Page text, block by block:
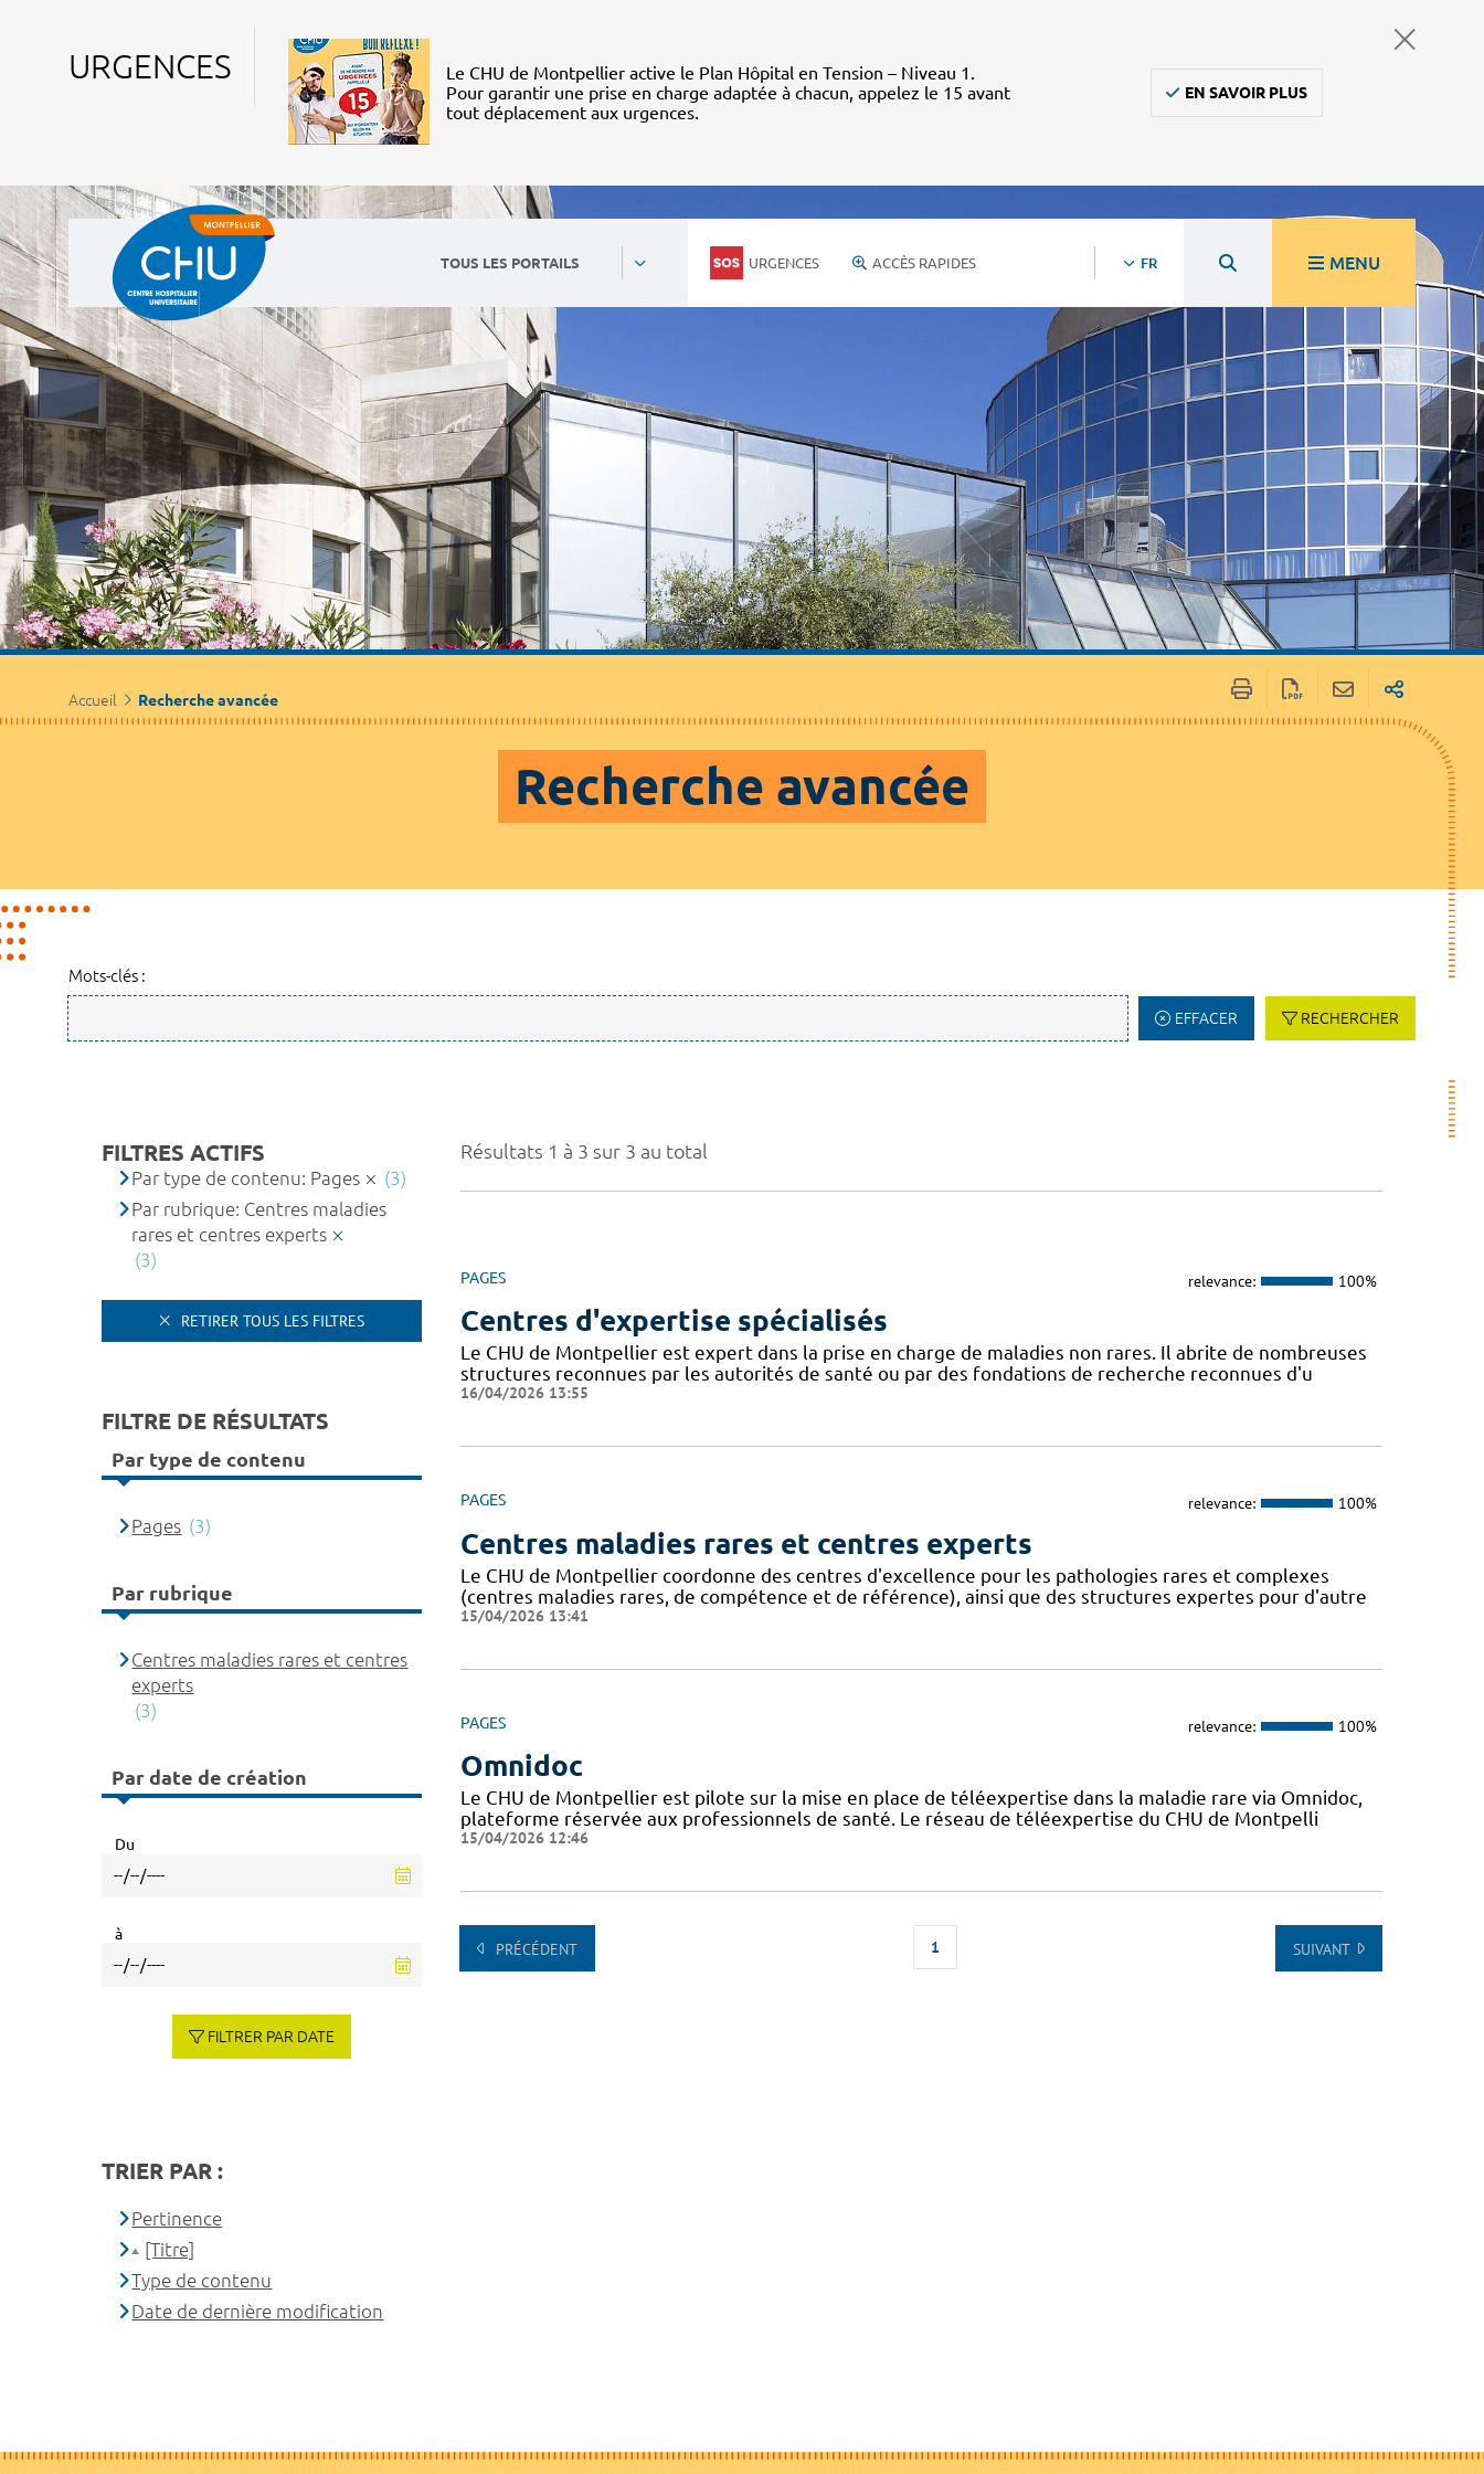
URGENCES
Le CHU de Montpellier active le Plan Hôpital en Tension – Niveau 1.
Pour garantir une prise en charge adaptée à chacun, appelez le 15 avant
tout déplacement aux urgences.
EN SAVOIR PLUS
TOUS LES PORTAILS URGENCES ACCÈS RAPIDES FR MENU
Accueil Recherche avancée
Recherche avancée
Mots-clés :
EFFACER RECHERCHER
Résultats 1 à 3 sur 3 au total
PAGES relevance: 100%
Centres d'expertise spécialisés
Le CHU de Montpellier est expert dans la prise en charge de maladies non rares. Il abrite de nombreuses
structures reconnues par les autorités de santé ou par des fondations de recherche reconnues d'u
16/04/2026 13:55
PAGES relevance: 100%
Centres maladies rares et centres experts
Le CHU de Montpellier coordonne des centres d'excellence pour les pathologies rares et complexes
(centres maladies rares, de compétence et de référence), ainsi que des structures expertes pour d'autre
15/04/2026 13:41
PAGES relevance: 100%
Omnidoc
Le CHU de Montpellier est pilote sur la mise en place de téléexpertise dans la maladie rare via Omnidoc,
plateforme réservée aux professionnels de santé. Le réseau de téléexpertise du CHU de Montpelli
15/04/2026 12:46
PRÉCÉDENT 1 SUIVANT
FILTRES ACTIFS
Par type de contenu: Pages
(3)
Par rubrique: Centres maladies
rares et centres experts
(3)
RETIRER TOUS LES FILTRES
FILTRE DE RÉSULTATS
Par type de contenu
Pages (3)
Par rubrique
Centres maladies rares et centres
experts
(3)
Par date de création
Du
à
FILTRER PAR DATE
TRIER PAR :
Pertinence
[Titre]
Type de contenu
Date de dernière modification